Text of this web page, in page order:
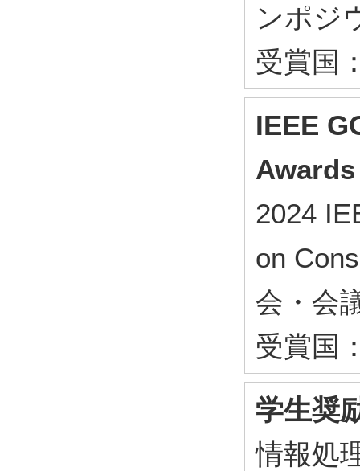
ンポジ
受賞国
IEEE
Awards
2024
on
会・会
受賞国
学生奨
情報処